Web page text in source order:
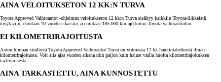
AINA VELOITUKSETON 12 KK:N TURVA
Toyota Approved Vaihtoautot -ohjelman veloitukseton 12 kk:n Turva sisältyy kaikkiin Toyota-liikkeistä
myytäviin, enintään 10 vuoden ikäisiin ja enintään 185 000 km ajettuihin Toyota-vaihtoautoihin.
EI KILOMETRIRAJOITUSTA
Auton hintaan sisältyvä Toyota Approved Vaihtoautot Turva on voimassa 12 kk hankintahetkestä ilman
kilometrirajoitusta. Voit siis ajaa vuoden aikana niin paljon kuin haluat vailla huolta kilometrirajoituksen
täyttymisestä.
AINA TARKASTETTU, AINA KUNNOSTETTU